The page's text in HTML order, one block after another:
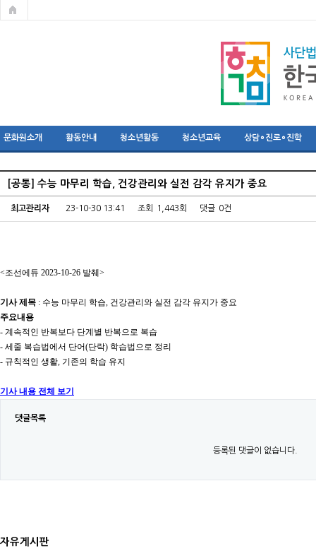
문화원소개 활동안내 청소년활동 청소년교육 상담∘진로∘진학
[공통] 수능 마무리 학습, 건강관리와 실전 감각 유지가 중요
최고관리자 23-10-30 13:41 조회 1,443회 댓글 0건
<조선에듀 2023-10-26 발췌>
기사 제목 : 수능 마무리 학습, 건강관리와 실전 감각 유지가 중요
주요내용
- 계속적인 반복보다 단계별 반복으로 복습
- 세줄 복습법에서 단어(단락) 학습법으로 정리
- 규칙적인 생활, 기존의 학습 유지
기사 내용 전체 보기
댓글목록
등록된 댓글이 없습니다.
자유게시판